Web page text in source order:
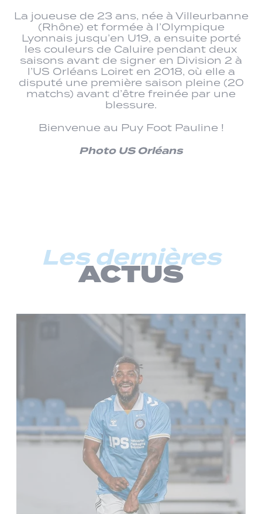
La joueuse de 23 ans, née à Villeurbanne
(Rhône) et formée à l’Olympique
Lyonnais jusqu’en U19, a ensuite porté
les couleurs de Caluire pendant deux
saisons avant de signer en Division 2 à
l’US Orléans Loiret en 2018, où elle a
disputé une première saison pleine (20
matchs) avant d’être freinée par une
blessure.
Bienvenue au Puy Foot Pauline !
Photo US Orléans
Les dernières
ACTUS